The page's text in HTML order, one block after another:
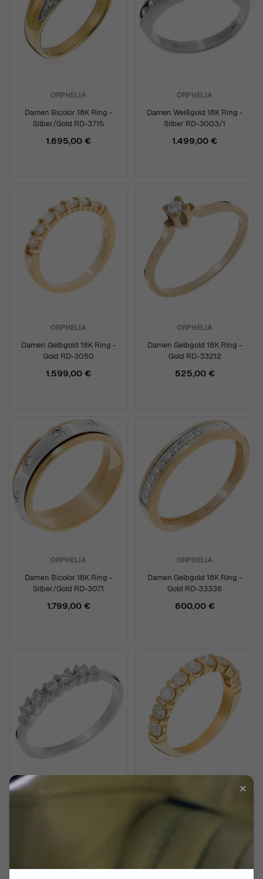
ORPHELIA
Damen Bicolor 18K Ring -
Silber/Gold RD-3715
1.695,00 €
ORPHELIA
Damen Weißgold 18K Ring -
Silber RD-3003/1
1.499,00 €
ORPHELIA
Damen Gelbgold 18K Ring -
Gold RD-3050
1.599,00 €
ORPHELIA
Damen Gelbgold 18K Ring -
Gold RD-33212
525,00 €
ORPHELIA
Damen Bicolor 18K Ring -
Silber/Gold RD-3071
1.799,00 €
ORPHELIA
Damen Gelbgold 18K Ring -
Gold RD-33336
600,00 €
Damen Gelbgold 18K Ring -
2.495,00 €
✕